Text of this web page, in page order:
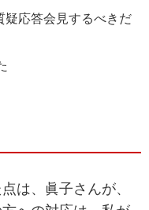
応答会見するべきだ
は、眞子さんが、